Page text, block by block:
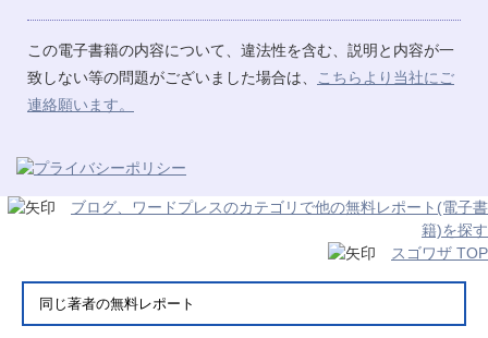
この電子書籍の内容について、違法性を含む、説明と内容が一
致しない等の問題がございました場合は、
こちらより当社にご
連絡願います。
ブログ、ワードプレスのカテゴリで他の無料レポート(電子書
籍)を探す
スゴワザ TOP
同じ著者の無料レポート